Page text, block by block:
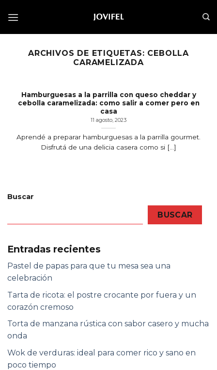
ARCHIVOS DE ETIQUETAS: CEBOLLA
CARAMELIZADA
Hamburguesas a la parrilla con queso cheddar y
cebolla caramelizada: como salir a comer pero en
casa
11 agosto, 2023
Aprendé a preparar hamburguesas a la parrilla gourmet.
Disfrutá de una delicia casera como si [...]
Buscar
BUSCAR
Entradas recientes
Pastel de papas para que tu mesa sea una
celebración
Tarta de ricota: el postre crocante por fuera y un
corazón cremoso
Torta de manzana rústica con sabor casero y mucha
onda
Wok de verduras: ideal para comer rico y sano en
poco tiempo